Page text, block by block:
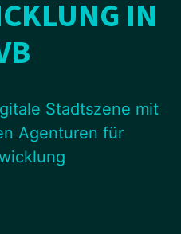
IN
Stadtszene mit
Agenturen für